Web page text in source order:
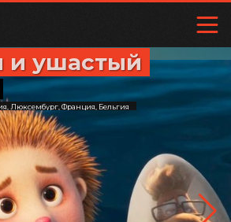
и ушастый
Люксембург, Франция, Бельгия